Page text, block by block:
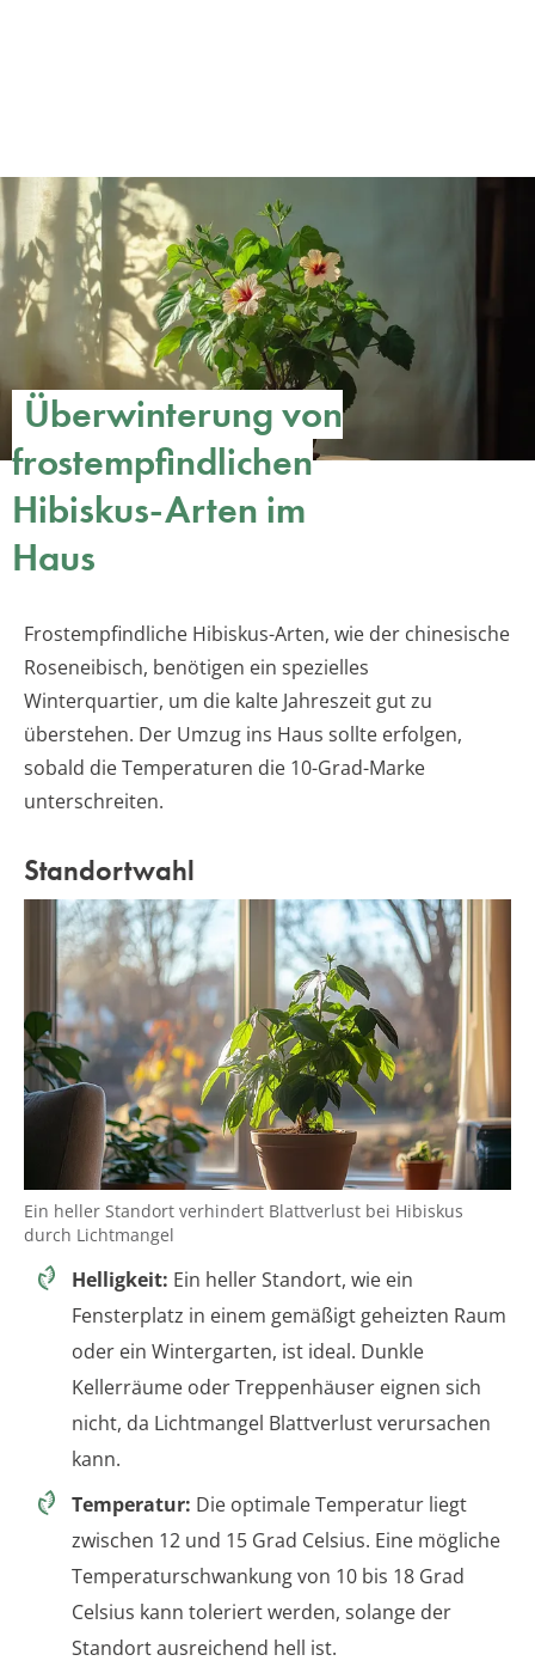
Überwinterung von
frostempfindlichen
Hibiskus-Arten im
Haus
Frostempfindliche Hibiskus-Arten, wie der chinesische
Roseneibisch, benötigen ein spezielles
Winterquartier, um die kalte Jahreszeit gut zu
überstehen. Der Umzug ins Haus sollte erfolgen,
sobald die Temperaturen die 10-Grad-Marke
unterschreiten.
Standortwahl
Ein heller Standort verhindert Blattverlust bei Hibiskus
durch Lichtmangel
Helligkeit: Ein heller Standort, wie ein
Fensterplatz in einem gemäßigt geheizten Raum
oder ein Wintergarten, ist ideal. Dunkle
Kellerräume oder Treppenhäuser eignen sich
nicht, da Lichtmangel Blattverlust verursachen
kann.
Temperatur: Die optimale Temperatur liegt
zwischen 12 und 15 Grad Celsius. Eine mögliche
Temperaturschwankung von 10 bis 18 Grad
Celsius kann toleriert werden, solange der
Standort ausreichend hell ist.